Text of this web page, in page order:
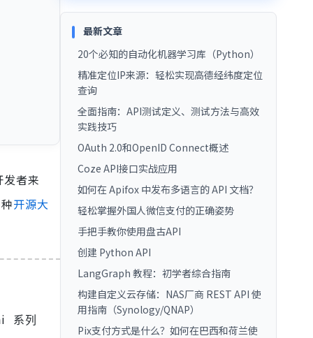
者来
开源大
系列
最新文章
20个必知的自动化机器学习库（Python）
精准定位IP来源：轻松实现高德经纬度定位
查询
全面指南：API测试定义、测试方法与高效
实践技巧
OAuth 2.0和OpenID Connect概述
Coze API接口实战应用
如何在 Apifox 中发布多语言的 API 文档？
轻松掌握外国人微信支付的正确姿势
手把手教你使用盘古API
创建 Python API
LangGraph 教程：初学者综合指南
构建自定义云存储：NAS厂商 REST API 使
用指南（Synology/QNAP）
Pix支付方式是什么？如何在巴西和荷兰使